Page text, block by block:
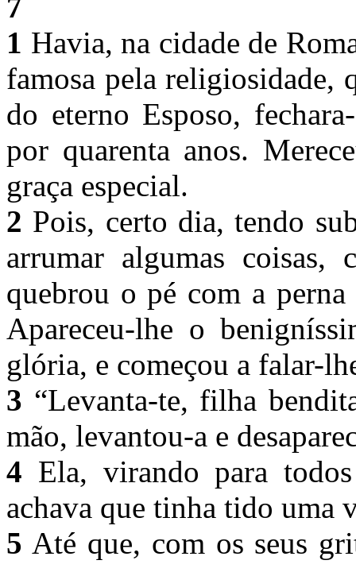
1 Havia, na cidade de
famosa pela religiosidade,
do eterno Esposo,
por quarenta anos.
graça especial.
2 Pois, certo dia, tendo
arrumar algumas coisas,
quebrou o pé com a
Apareceu-lhe o
glória, e começou a falar-
3 “Levanta-te, filha
mão, levantou-a e
4 Ela, virando para
achava que tinha tido uma
5 Até que, com os seus